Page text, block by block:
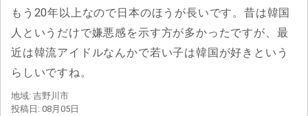
もう20年以上なので日本のほうが長いです。昔は韓国
人というだけで嫌悪感を示す方が多かったですが、最
近は韓流アイドルなんかで若い子は韓国が好きという
らしいですね。
地域: 吉野川市
投稿日: 08月05日